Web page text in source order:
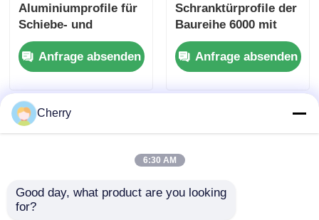
Aluminiumprofile für
Schiebe- und
Schwingfenster der
6000er-Serie
Anfrage absenden
Schranktürprofile der
Baureihe 6000 mit
Schneidfunktion,
geeignet für Fenster-
und
Türanwendungen,
Anfrage absenden
Cherry
6:30 AM
Good day, what product are you looking
for?